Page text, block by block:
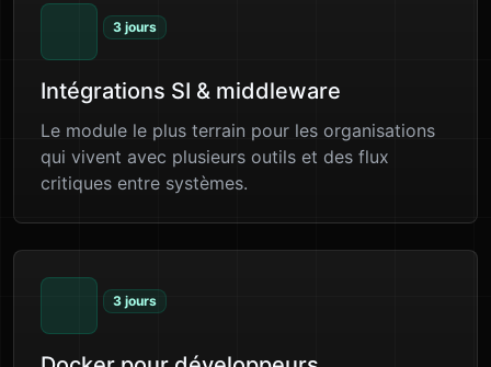
3 jours
Intégrations SI & middleware
Le module le plus terrain pour les organisations
qui vivent avec plusieurs outils et des flux
critiques entre systèmes.
3 jours